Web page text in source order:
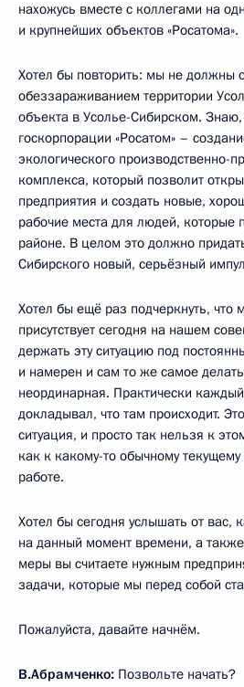
нахожусь вместе с коллегами на
и крупнейших объектов «Росатома».
Хотел бы повторить: мы не должны
обеззараживанием территории
объекта в Усолье-Сибирском. Знаю,
госкорпорации «Росатом» –
экологического производственно-
комплекса, который позволит
предприятия и создать новые,
рабочие места для людей, которые
районе. В целом это должно
Сибирского новый, серьёзный
Хотел бы ещё раз подчеркнуть, что
присутствует сегодня на нашем
держать эту ситуацию под
и намерен и сам то же самое
неординарная. Практически
докладывал, что там происходит.
ситуация, и просто так нельзя к
как к какому-то обычному
работе.
Хотел бы сегодня услышать от вас,
на данный момент времени, а
меры вы считаете нужным
задачи, которые мы перед собой
Пожалуйста, давайте начнём.
В.Абрамченко: Позвольте начать?